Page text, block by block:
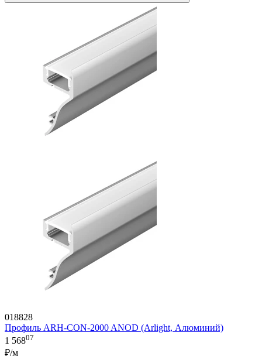
018828
Профиль ARH-CON-2000 ANOD (Arlight, Алюминий)
1 56807
₽/м